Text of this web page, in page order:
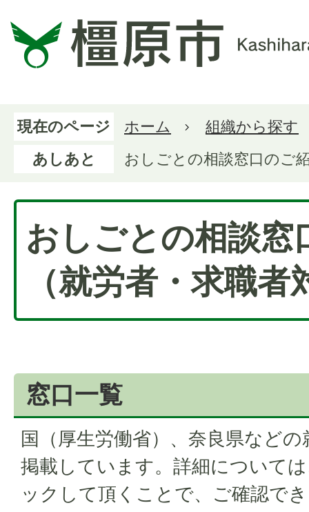
現在のページ ホーム
組織から探す
あしあと
おしごとの相談窓口のご
おしごとの相談窓
（就労者・求職者
窓口一覧
国（厚生労働省）、奈良県など
掲載しています。詳細について
ックして頂くことで、ご確認で